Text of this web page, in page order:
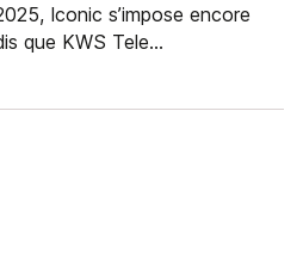
Iconic s’impose encore
que KWS Tele...